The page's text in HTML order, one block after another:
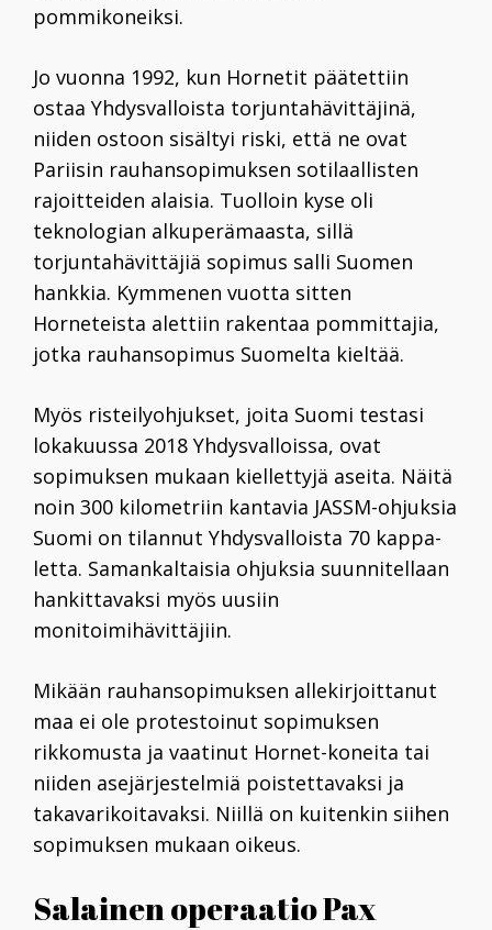
pommikoneiksi.
Jo vuonna 1992, kun Hornetit päätettiin
ostaa Yhdysvalloista torjuntahävittäjinä,
niiden ostoon sisältyi riski, että ne ovat
Pariisin rauhansopimuksen sotilaallisten
rajoitteiden alaisia. Tuolloin kyse oli
teknologian alkuperämaasta, sillä
torjuntahävittäjiä sopimus salli Suomen
hankkia. Kymmenen vuotta sitten
Horneteista alettiin rakentaa pommittajia,
jotka rauhansopimus Suomelta kieltää.
Myös risteilyohjukset, joita Suomi testasi
lokakuussa 2018 Yhdysvalloissa, ovat
sopimuksen mukaan kiellettyjä aseita. Näitä
noin 300 kilometriin kantavia JASSM-ohjuksia
Suomi on tilan­nut Yhdysvalloista 70 kap­pa­
letta. Samankaltaisia ohjuksia suun­nitellaan
hankit­tavaksi myös uusiin
monitoimihävittäjiin.
Mikään rauhansopimuksen allekirjoittanut
maa ei ole protestoinut sopimuksen
rikkomusta ja vaatinut Hornet-koneita tai
niiden asejärjestelmiä poistettavaksi ja
takavarikoitavaksi. Niillä on kuitenkin siihen
sopimuksen mukaan oikeus.
Salainen operaatio Pax